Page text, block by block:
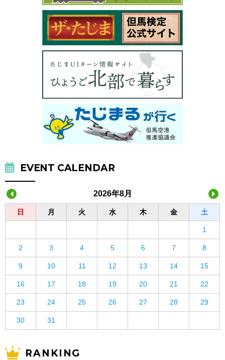
EVENT CALENDAR
2026年8月
日 月 火 水 木 金 土
1
2 3 4 5 6 7 8
9 10 11 12 13 14 15
16 17 18 19 20 21 22
23 24 25 26 27 28 29
30 31
RANKING